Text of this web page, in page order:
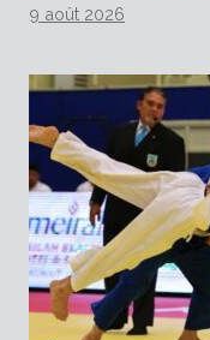
9 août 2026